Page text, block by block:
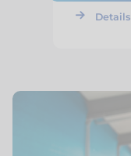
Details